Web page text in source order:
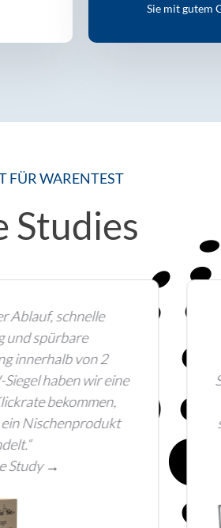
Sie mit gutem
FÜR WARENTEST
Studies
2
eine
„Die IfW-
starken
gebracht.
verdreifacht.
super Return